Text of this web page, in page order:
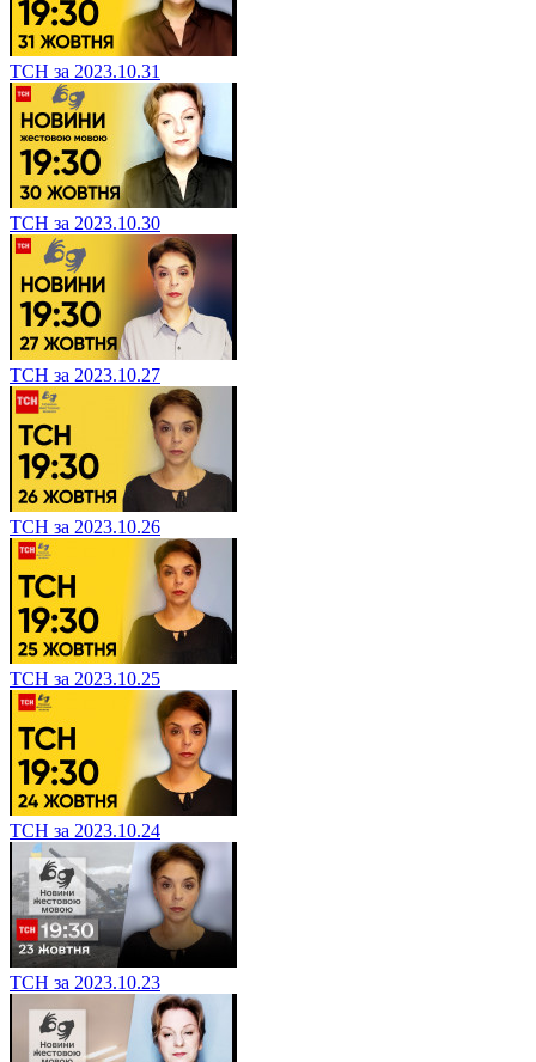
ТСН за 2023.10.31
ТСН за 2023.10.30
ТСН за 2023.10.27
ТСН за 2023.10.26
ТСН за 2023.10.25
ТСН за 2023.10.24
ТСН за 2023.10.23